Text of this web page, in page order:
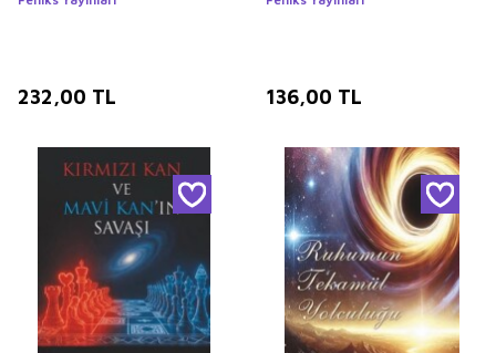
232,00 TL 136,00 TL